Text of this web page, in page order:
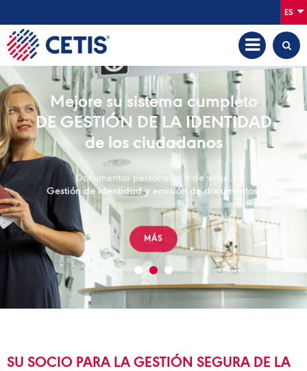
ES
Mejore su sistema cumpleto
DE GESTIÓN DE LA IDENTIDAD
de los ciudadanos
Documentos personales e de viaje.
Gestión de identidad y emisión de documentos.
MÁS
SU SOCIO PARA LA GESTIÓN SEGURA DE LA